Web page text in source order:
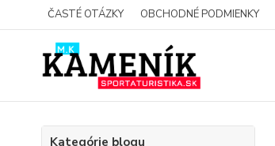
ČASTÉ OTÁZKY OBCHODNÉ PODMIENKY
Kategórie blogu